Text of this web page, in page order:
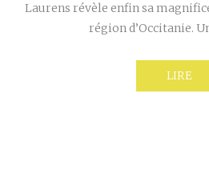
Laurens révèle enfin sa
région d’Occitanie.
LIRE